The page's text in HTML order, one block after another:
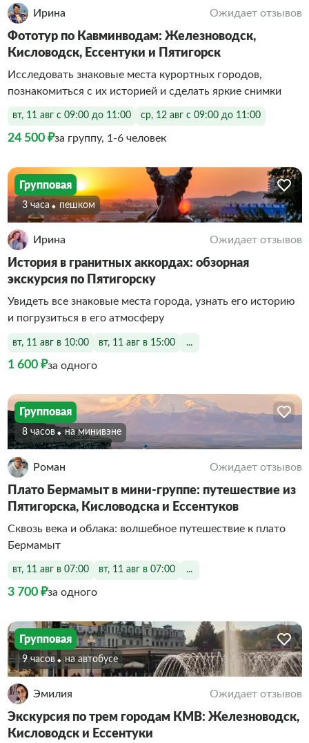
Ирина Ожидает отзывов
Фототур по Кавминводам: Железноводск,
Кисловодск, Ессентуки и Пятигорск
Исследовать знаковые места курортных городов,
познакомиться с их историей и сделать яркие снимки
вт, 11 авг с 09:00 до 11:00 ср, 12 авг с 09:00 до 11:00
24 500 ₽за группу, 1-6 человек
Групповая
3 часа Пешком
Ирина Ожидает отзывов
История в гранитных аккордах: обзорная
экскурсия по Пятигорску
Увидеть все знаковые места города, узнать его историю
и погрузиться в его атмосферу
вт, 11 авг в 10:00 вт, 11 авг в 15:00 ...
1 600 ₽за одного
Групповая
8 часов На минивэне
Роман Ожидает отзывов
Плато Бермамыт в мини-группе: путешествие из
Пятигорска, Кисловодска и Ессентуков
Сквозь века и облака: волшебное путешествие к плато
Бермамыт
вт, 11 авг в 07:00 вт, 11 авг в 07:00 ...
3 700 ₽за одного
Групповая
9 часов На автобусе
Эмилия Ожидает отзывов
Экскурсия по трем городам КМВ: Железноводск,
Кисловодск и Ессентуки